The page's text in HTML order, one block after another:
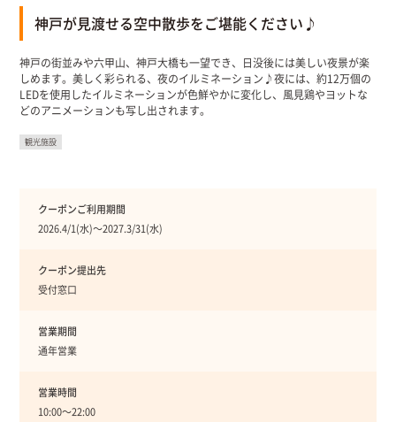
神戸が見渡せる空中散歩をご堪能ください♪
神戸の街並みや六甲山、神戸大橋も一望でき、日没後には美しい夜景が楽
しめます。美しく彩られる、夜のイルミネーション♪夜には、約12万個の
LEDを使用したイルミネーションが色鮮やかに変化し、風見鶏やヨットな
どのアニメーションも写し出されます。
観光施設
クーポンご利用期間
2026.4/1(水)〜2027.3/31(水)
クーポン提出先
受付窓口
営業期間
通年営業
営業時間
10:00〜22:00